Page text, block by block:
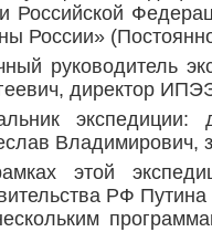
Российской
России»
руководитель
директор
экспедиции:
Владимирович,
этой
РФ